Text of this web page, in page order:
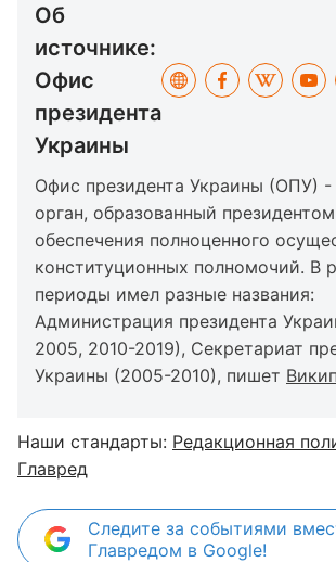
Об
источнике:
Офис
президента
Украины
Офис президента Украины (ОПУ) -
орган, образованный
обеспечения полноценного
конституционных полномочий. В
периоды имел разные названия:
Администрация президента
2005, 2010-2019), Секретариат
Украины (2005-2010), пишет
Наши стандарты: Редакционная
Главред
Следите за событиями
Главредом в Google!